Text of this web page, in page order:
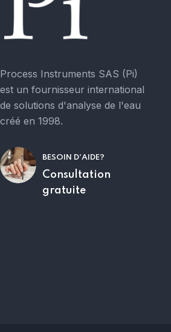
Process Instruments SAS (Pi)
est un fournisseur international
de solutions d'analyse de l'eau
créé en 1998.
BESOIN D'AIDE?
Consultation
gratuite